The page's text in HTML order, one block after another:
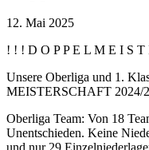
12. Mai 2025
! ! ! D O P P E L M E I S
Unsere Oberliga und 1.
MEISTERSCHAFT 2024/
Oberliga Team: Von 18
Unentschieden. Keine
und nur 29